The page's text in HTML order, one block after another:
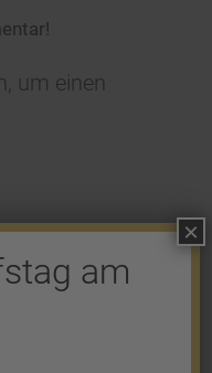
um einen
am
×